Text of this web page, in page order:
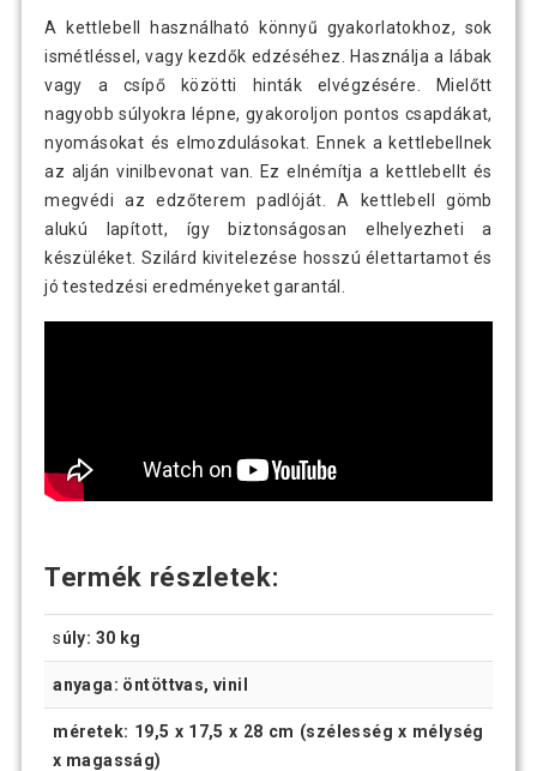
Gorilla Sports Kettlebell súlyzó
gumírozott felülettel 4 kg
8 890 Ft
Gorilla Sports Kettlebell súlyzó
gumírozott felülettel 6 kg
13 190 Ft
Gorilla Sports Kettlebell szett
gumírozott 8-12 kg
A kettlebell használható könnyű gyakorlatokhoz, sok
ismétléssel, vagy kezdők edzéséhez. Használja a lábak
vagy a csípő közötti hinták elvégzésére. Mielőtt
nagyobb súlyokra lépne, gyakoroljon pontos csapdákat,
nyomásokat és elmozdulásokat. Ennek a kettlebellnek
az alján vinilbevonat van. Ez elnémítja a kettlebellt és
megvédi az edzőterem padlóját. A kettlebell gömb
alukú lapított, így biztonságosan elhelyezheti a
készüléket. Szilárd kivitelezése hosszú élettartamot és
jó testedzési eredményeket garantál.
Termék részletek:
súly: 30 kg
anyaga: öntöttvas, vinil
méretek: 19,5 x 17,5 x 28 cm (szélesség x mélység
x magasság)